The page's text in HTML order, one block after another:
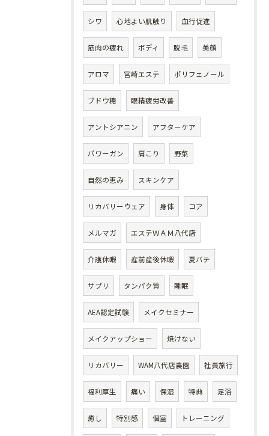
シワ 心地よい肌触り 血行促進
筋肉の疲れ ボディ 脱毛 美顔
アロマ 宮崎エステ ポリフェノール
ブドウ糖 眼精疲労改善
アントシアニン アフターケア
パワーガン 肩こり 野菜
自然の恵み スキンケア
リカバリーウェア 身体 コア
メルマガ エステＷＡＭ八代店
介護休暇 産前産後休暇 夏バテ
サプリ タンパク質 睡眠
AEA認定試験 メイクセミナー
メイクアップショー 焼けない
リカバリー WAM八代店農園 社員旅行
福利厚生 痛い 保湿 特典 足浴
癒し 特別感 個室 トレーニング